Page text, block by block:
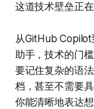
这道技术壁垒正在
从GitHub
助手，技术的门
要记住复杂的语
档，甚至不需要
你能清晰地表达